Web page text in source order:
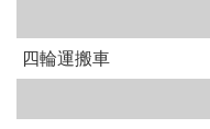
四輪運搬車